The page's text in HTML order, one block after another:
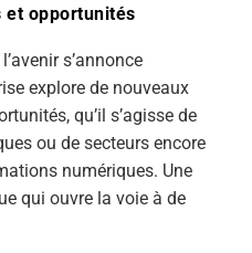
et opportunités
s’annonce
explore de nouveaux
qu’il s’agisse de
ou de secteurs encore
numériques. Une
qui ouvre la voie à de